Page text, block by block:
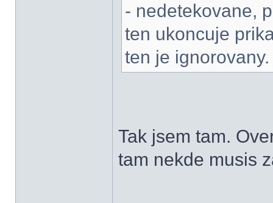
- nedetekovane,
ten ukoncuje
ten je ignorovany.
Tak jsem tam.
tam nekde musis